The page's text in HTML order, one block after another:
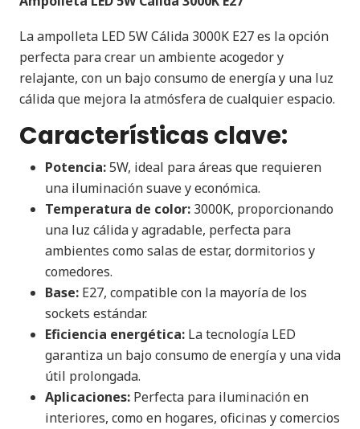
La ampolleta LED 5W Cálida 3000K E27 es la opción
perfecta para crear un ambiente acogedor y
relajante, con un bajo consumo de energía y una luz
cálida que mejora la atmósfera de cualquier espacio.
Características clave:
Potencia:5W, ideal para áreas que requieren
una iluminación suave y económica.
Temperatura de color: 3000K, proporcionando
una luz cálida y agradable, perfecta para
ambientes como salas de estar, dormitorios y
comedores.
Base: E27, compatible con la mayoría de los
sockets estándar.
Eficiencia energética: La tecnología LED
garantiza un bajo consumo de energía y una vida
útil prolongada.
Aplicaciones: Perfecta para iluminación en
interiores, como en hogares, oficinas y comercios